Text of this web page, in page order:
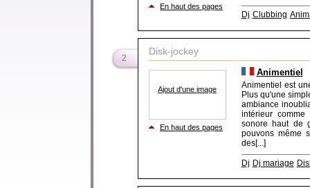
En haut des pages
Dj Clubbing
2
Disk-jockey
Ajout d'une image
En haut des pages
Animentiel
Animentiel est
Plus qu'une
ambiance
intérieur
sonore haut de
pouvons même
des[...]
Dj Dj mariage